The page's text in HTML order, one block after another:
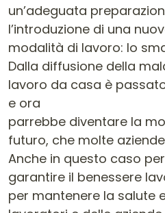
un’adeguata
l’introduzione di una
modalità di lavoro: lo
Dalla diffusione della
lavoro da casa è
e ora
parrebbe diventare la
futuro, che molte
Anche in questo caso
garantire il benessere
per mantenere la salute